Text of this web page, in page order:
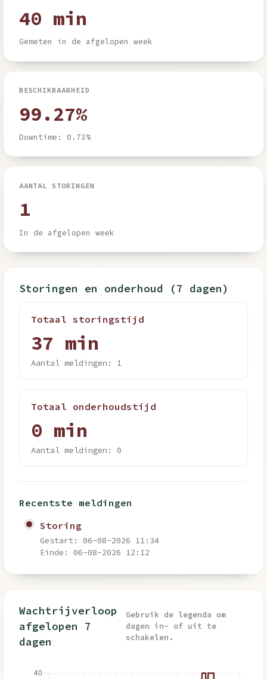
40 min
Gemeten in de afgelopen week
BESCHIKBAARHEID
99.27%
Downtime: 0.73%
AANTAL STORINGEN
1
In de afgelopen week
Storingen en onderhoud (7 dagen)
Totaal storingstijd
37 min
Aantal meldingen: 1
Totaal onderhoudstijd
0 min
Aantal meldingen: 0
Recentste meldingen
Storing
Gestart: 06-08-2026 11:34
Einde: 06-08-2026 12:12
Wachtrijverloop
afgelopen 7
dagen
Gebruik de legenda om
dagen in- of uit te
schakelen.